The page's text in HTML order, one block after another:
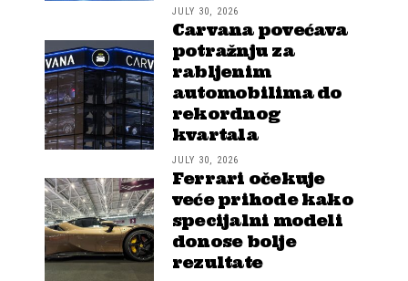
JULY 30, 2026
Carvana povećava
potražnju za
rabljenim
automobilima do
rekordnog
kvartala
JULY 30, 2026
Ferrari očekuje
veće prihode kako
specijalni modeli
donose bolje
rezultate